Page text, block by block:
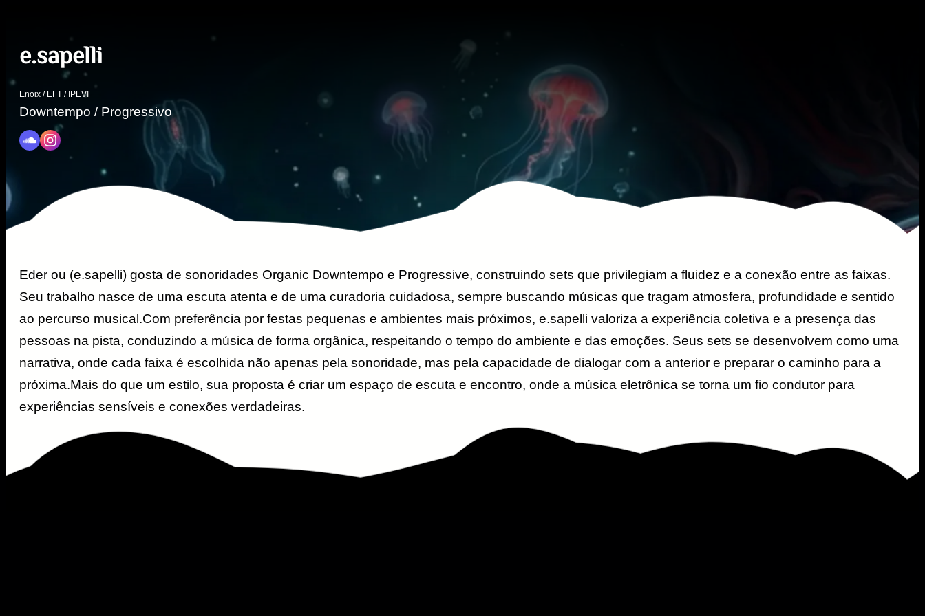
e.sapelli
Enoix / EFT / IPEVI
Downtempo / Progressivo
Eder ou (e.sapelli) gosta de sonoridades Organic Downtempo e Progressive, construindo sets que privilegiam a fluidez e a conexão entre as faixas.
Seu trabalho nasce de uma escuta atenta e de uma curadoria cuidadosa, sempre buscando músicas que tragam atmosfera, profundidade e sentido
ao percurso musical.Com preferência por festas pequenas e ambientes mais próximos, e.sapelli valoriza a experiência coletiva e a presença das
pessoas na pista, conduzindo a música de forma orgânica, respeitando o tempo do ambiente e das emoções. Seus sets se desenvolvem como uma
narrativa, onde cada faixa é escolhida não apenas pela sonoridade, mas pela capacidade de dialogar com a anterior e preparar o caminho para a
próxima.Mais do que um estilo, sua proposta é criar um espaço de escuta e encontro, onde a música eletrônica se torna um fio condutor para
experiências sensíveis e conexões verdadeiras.